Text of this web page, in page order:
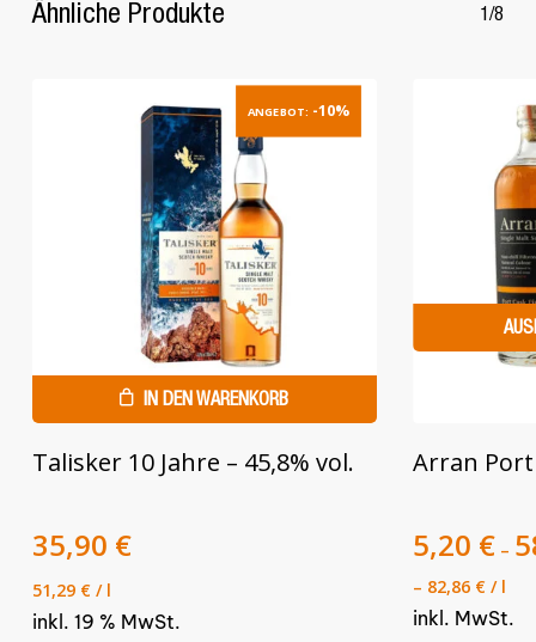
Ähnliche Produkte 1/8
ANGEBOT: -10%
IN DEN WARENKORB
Talisker 10 Jahre – 45,8% vol.
Ursprünglicher
Preis
war:
39,90 €
35,90 €Aktueller
35,90 €.
51,29 €/ l
inkl. 19 % MwSt.
Produkt
mehrere
auf.
Arran Port
5,20 € –
– 82,86 € / l
inkl. MwSt.